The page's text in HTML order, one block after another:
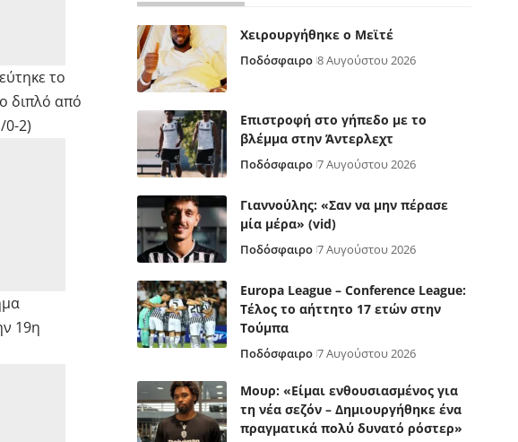
το
διπλό από
0-2)
19η
Χειρουργήθηκε ο Μεϊτέ
Ποδόσφαιρο 8 Αυγούστου 2026
Επιστροφή στο γήπεδο με το
βλέμμα στην Άντερλεχτ
Ποδόσφαιρο 7 Αυγούστου 2026
Γιαννούλης: «Σαν να μην πέρασε
μία μέρα» (vid)
Ποδόσφαιρο 7 Αυγούστου 2026
Europa League – Conference League:
Τέλος το αήττητο 17 ετών στην
Τούμπα
Ποδόσφαιρο 7 Αυγούστου 2026
Μουρ: «Είμαι ενθουσιασμένος για
τη νέα σεζόν – Δημιουργήθηκε ένα
πραγματικά πολύ δυνατό ρόστερ»